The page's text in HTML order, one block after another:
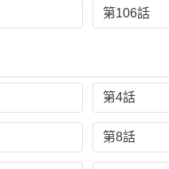
第106話
第4話
第8話